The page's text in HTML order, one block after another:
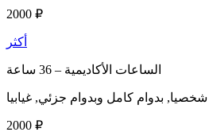
2000 ₽
أكثر
الساعات الأكاديمية –
شخصيا, بدوام كامل وبدوام جزئي, غيابيا
2000 ₽